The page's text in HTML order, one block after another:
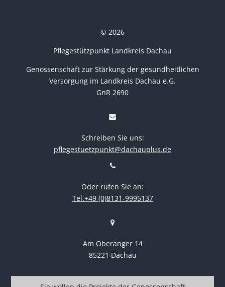
© 2026
Pflegestützpunkt Landkreis Dachau
Genossenschaft zur Stärkung der gesundheitlichen
Versorgung im Landkreis Dachau e.G.
GnR 2690
Schreiben Sie uns:
pflegestuetzpunkt@dachauplus.de
Oder rufen Sie an:
Tel.+49 (0)8131-9995137
Am Oberanger 14
85221 Dachau